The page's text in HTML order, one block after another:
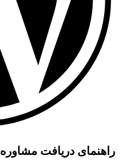
راهنمای دریافت مشاوره